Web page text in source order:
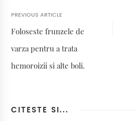
PREVIOUS ARTICLE
Foloseste frunzele de
varza pentru a trata
hemoroizii si alte boli.
CITESTE SI...